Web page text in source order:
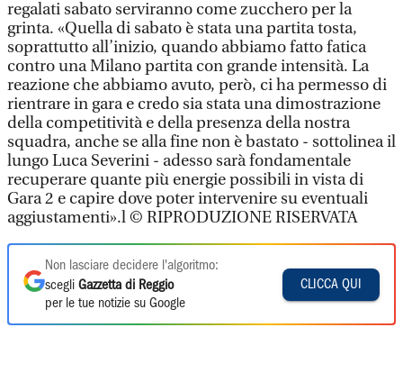
regalati sabato serviranno come zucchero per la
grinta. «Quella di sabato è stata una partita tosta,
soprattutto all’inizio, quando abbiamo fatto fatica
contro una Milano partita con grande intensità. La
reazione che abbiamo avuto, però, ci ha permesso di
rientrare in gara e credo sia stata una dimostrazione
della competitività e della presenza della nostra
squadra, anche se alla fine non è bastato - sottolinea il
lungo Luca Severini - adesso sarà fondamentale
recuperare quante più energie possibili in vista di
Gara 2 e capire dove poter intervenire su eventuali
aggiustamenti».l © RIPRODUZIONE RISERVATA
Non lasciare decidere l'algoritmo:
scegli Gazzetta di Reggio
per le tue notizie su Google
CLICCA QUI